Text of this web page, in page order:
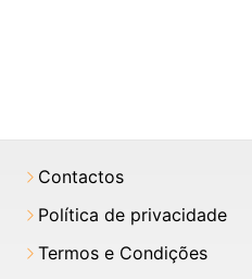
Contactos
Política de privacidade
Termos e Condições